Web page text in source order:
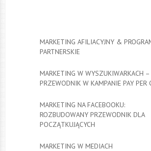
MARKETING AFILIACYJNY &
PARTNERSKIE
MARKETING W WYSZUKIWARKACH –
PRZEWODNIK W KAMPANIE PAY PER
MARKETING NA FACEBOOKU:
ROZBUDOWANY PRZEWODNIK DLA
POCZĄTKUJĄCYCH
MARKETING W MEDIACH